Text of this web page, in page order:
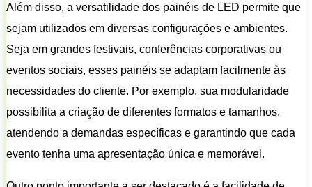
Além disso, a versatilidade dos painéis de LED permite que
sejam utilizados em diversas configurações e ambientes.
Seja em grandes festivais, conferências corporativas ou
eventos sociais, esses painéis se adaptam facilmente às
necessidades do cliente. Por exemplo, sua modularidade
possibilita a criação de diferentes formatos e tamanhos,
atendendo a demandas específicas e garantindo que cada
evento tenha uma apresentação única e memorável.